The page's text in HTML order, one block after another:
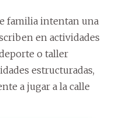
familia intentan una
en actividades
o taller
estructuradas,
a jugar a la calle